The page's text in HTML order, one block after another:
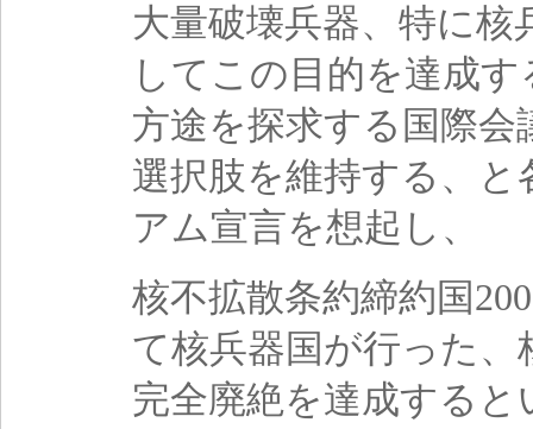
大量破壊兵器、特に
してこの目的を達成
方途を探求する国際
選択肢を維持する、
アム宣言を想起し、
核不拡散条約締約国
て核兵器国が行った
完全廃絶を達成する